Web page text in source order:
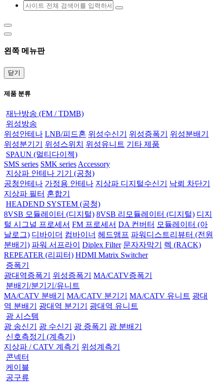
왼쪽 메뉴판
닫기
제품 분류
재난방송 (FM / TDMB)
위성방송
위성안테나 LNB/피드혼 위성수신기 위성증폭기
위성분배기
위성분기기
위성스위치 위성유니트 기타 제품
SPAUN (멀티다이젝)
SMS series SMK series Accessory
지상파 안테나 기기 (공청)
공청안테나 가정용 안테나 지상파 디지털수신기
낙뢰 차단기
지상파 필터 혼합기
HEADEND SYSTEM (공청)
8VSB 모듈레이터 (디지털) 8VSB 리모듈레이터 (디지털) 디지
털 시그널 프로세서 FM 프로세서 DA 컨버터 모듈레이터 (아
날로그) 디바이더 컴바이너 헤드앰프 파워디스트리뷰터 (전원
분배기) 파워 서프라이 Diplex Filter 문자자막기
렉 (RACK)
REPEATER (리피터) HDMI Matrix Switcher
증폭기
광대역증폭기
위성증폭기
MA/CATV증폭기
분배기/분기기/유니트
MA/CATV 분배기
MA/CATV 분기기 MA/CATV 유니트 광대
역 분배기
광대역 분기기
광대역 유니트
광 시스템
광 송신기
광 수신기 광 증폭기
광 분배기
신호측정기 (계측기)
지상파 / CATV 계측기
위성계측기
콘넥터
케이블
공구류